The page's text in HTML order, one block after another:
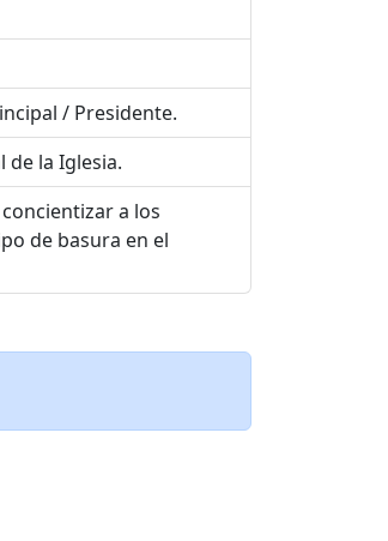
/ Presidente.
de la Iglesia.
a los
de basura en el